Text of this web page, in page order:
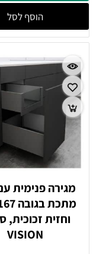
הוסף לסל
מגירה פנימית
וחזית זכוכית,
VISION